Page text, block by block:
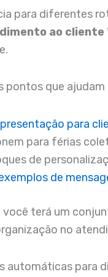
para diferentes
ao cliente
pontos que
para
para férias
de
de
terá um
no
automáticas para